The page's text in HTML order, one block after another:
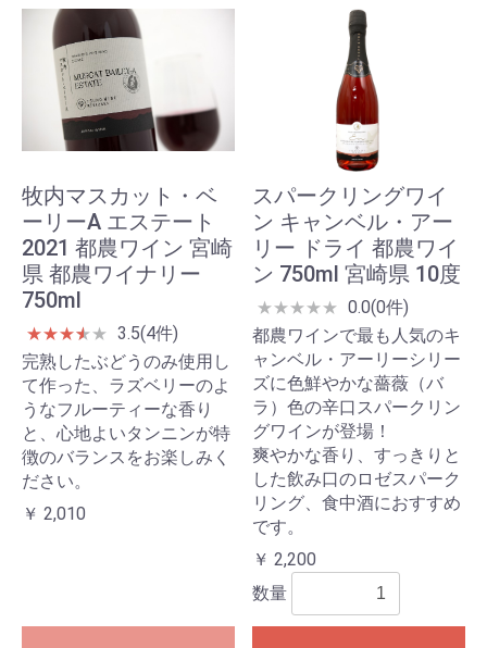
牧内マスカット・ベ
ーリーA エステート
2021 都農ワイン 宮崎
県 都農ワイナリー
750ml
★★★★
★★ 3.5(4件)
完熟したぶどうのみ使用し
て作った、ラズベリーのよ
うなフルーティーな香り
と、心地よいタンニンが特
徴のバランスをお楽しみく
ださい。
￥ 2,010
スパークリングワイ
ン キャンベル・アー
リー ドライ 都農ワイ
ン 750ml 宮崎県 10度
★★★★★ 0.0(0件)
都農ワインで最も人気のキ
ャンベル・アーリーシリー
ズに色鮮やかな薔薇（バ
ラ）色の辛口スパークリン
グワインが登場！
爽やかな香り、すっきりと
した飲み口のロゼスパーク
リング、食中酒におすすめ
です。
￥ 2,200
数量